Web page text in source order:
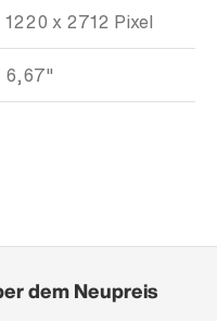
1220 x 2712 Pixel
6,67"
dem Neupreis